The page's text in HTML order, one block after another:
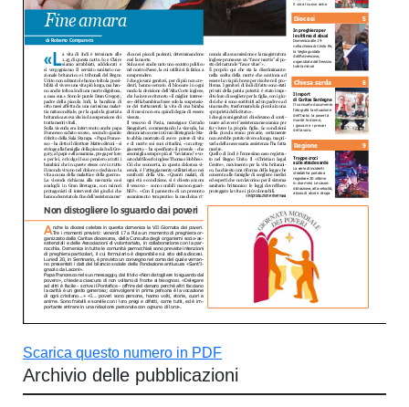
Scarica questo numero in PDF
Archivio delle pubblicazioni